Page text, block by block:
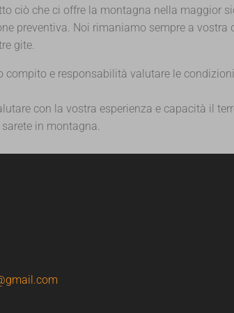
ciò che ci offre la montagna nella maggior
preventiva. Noi rimaniamo sempre a
gite.
compito e responsabilità valutare le
con la vostra esperienza e capacità il
in montagna.